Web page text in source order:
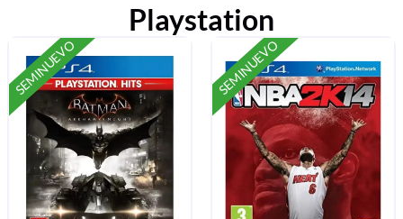
Playstation
SEMINUEVO SEMINUEVO